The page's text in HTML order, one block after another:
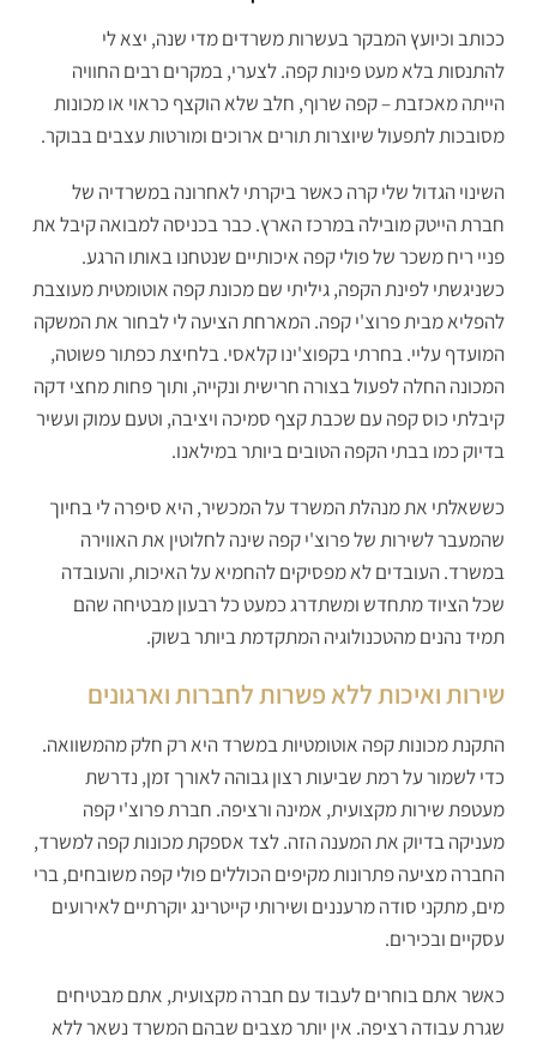
ככותב וכיועץ המבקר בעשרות משרדים מדי שנה, יצא לי
להתנסות בלא מעט פינות קפה. לצערי, במקרים רבים החוויה
הייתה מאכזבת – קפה שרוף, חלב שלא הוקצף כראוי או מכונות
מסובכות לתפעול שיוצרות תורים ארוכים ומורטות עצבים בבוקר.
השינוי הגדול שלי קרה כאשר ביקרתי לאחרונה במשרדיה של
חברת הייטק מובילה במרכז הארץ. כבר בכניסה למבואה קיבל את
פניי ריח משכר של פולי קפה איכותיים שנטחנו באותו הרגע.
כשניגשתי לפינת הקפה, גיליתי שם מכונת קפה אוטומטית מעוצבת
להפליא מבית פרוצ'י קפה. המארחת הציעה לי לבחור את המשקה
המועדף עליי. בחרתי בקפוצ'ינו קלאסי. בלחיצת כפתור פשוטה,
המכונה החלה לפעול בצורה חרישית ונקייה, ותוך פחות מחצי דקה
קיבלתי כוס קפה עם שכבת קצף סמיכה ויציבה, וטעם עמוק ועשיר
בדיוק כמו בבתי הקפה הטובים ביותר במילאנו.
כששאלתי את מנהלת המשרד על המכשיר, היא סיפרה לי בחיוך
שהמעבר לשירות של פרוצ'י קפה שינה לחלוטין את האווירה
במשרד. העובדים לא מפסיקים להחמיא על האיכות, והעובדה
שכל הציוד מתחדש ומשתדרג כמעט כל רבעון מבטיחה שהם
תמיד נהנים מהטכנולוגיה המתקדמת ביותר בשוק.
שירות ואיכות ללא פשרות לחברות וארגונים
התקנת מכונות קפה אוטומטיות במשרד היא רק חלק מהמשוואה.
כדי לשמור על רמת שביעות רצון גבוהה לאורך זמן, נדרשת
מעטפת שירות מקצועית, אמינה ורציפה. חברת פרוצ'י קפה
מעניקה בדיוק את המענה הזה. לצד אספקת מכונות קפה למשרד,
החברה מציעה פתרונות מקיפים הכוללים פולי קפה משובחים, ברי
מים, מתקני סודה מרעננים ושירותי קייטרינג יוקרתיים לאירועים
עסקיים ובכירים.
כאשר אתם בוחרים לעבוד עם חברה מקצועית, אתם מבטיחים
שגרת עבודה רציפה. אין יותר מצבים שבהם המשרד נשאר ללא